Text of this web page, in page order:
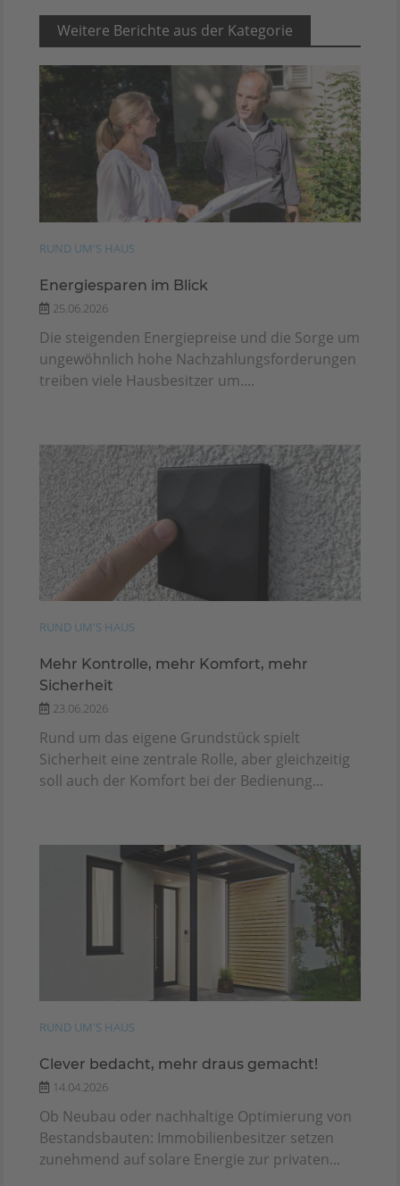
Weitere Berichte aus der Kategorie
RUND UM'S HAUS
Energiesparen im Blick
25.06.2026
Die steigenden Energiepreise und die Sorge um
ungewöhnlich hohe Nachzahlungsforderungen
treiben viele Hausbesitzer um....
RUND UM'S HAUS
Mehr Kontrolle, mehr Komfort, mehr
Sicherheit
23.06.2026
Rund um das eigene Grundstück spielt
Sicherheit eine zentrale Rolle, aber gleichzeitig
soll auch der Komfort bei der Bedienung...
RUND UM'S HAUS
Clever bedacht, mehr draus gemacht!
14.04.2026
Ob Neubau oder nachhaltige Optimierung von
Bestandsbauten: Immobilienbesitzer setzen
zunehmend auf solare Energie zur privaten...